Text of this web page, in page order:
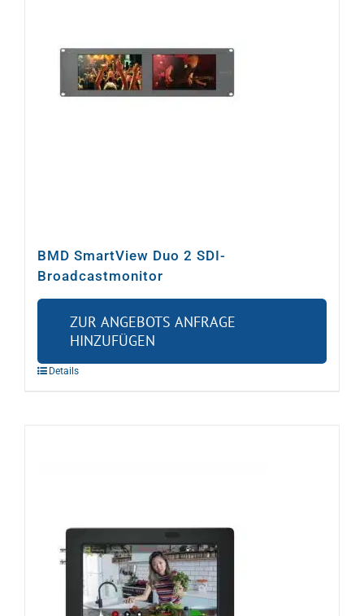
Ton
Sonstiges
Gebrauchtes
BMD SmartView Duo 2 SDI-
Broadcastmonitor
ZUR ANGEBOTS ANFRAGE
HINZUFÜGEN
Details